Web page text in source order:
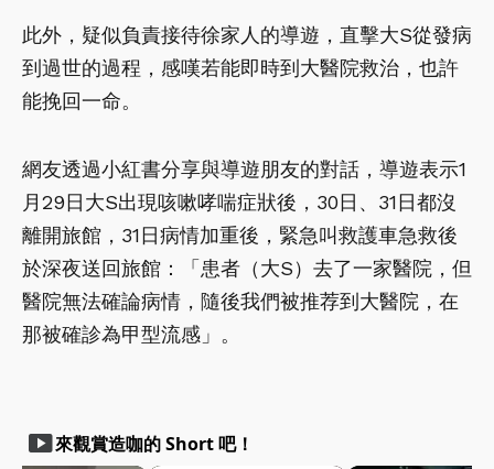
此外，疑似負責接待徐家人的導遊，直擊大S從發病
到過世的過程，感嘆若能即時到大醫院救治，也許
能挽回一命。
網友透過小紅書分享與導遊朋友的對話，導遊表示1
月29日大S出現咳嗽哮喘症狀後，30日、31日都沒
離開旅館，31日病情加重後，緊急叫救護車急救後
於深夜送回旅館：「患者（大S）去了一家醫院，但
醫院無法確論病情，隨後我們被推荐到大醫院，在
那被確診為甲型流感」。
smart_display來觀賞造咖的 Short 吧！